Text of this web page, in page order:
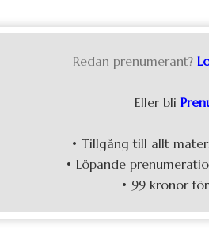
Redan prenumerant?
Eller bli
• Tillgång till allt
• Löpande
• 99 kronor